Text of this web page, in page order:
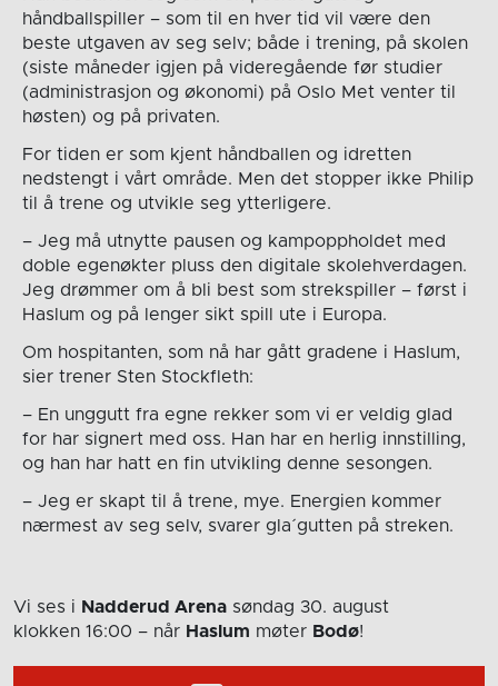
håndballspiller – som til en hver tid vil være den
beste utgaven av seg selv; både i trening, på skolen
(siste måneder igjen på videregående før studier
(administrasjon og økonomi) på Oslo Met venter til
høsten) og på privaten.
For tiden er som kjent håndballen og idretten
nedstengt i vårt område. Men det stopper ikke Philip
til å trene og utvikle seg ytterligere.
– Jeg må utnytte pausen og kampoppholdet med
doble egenøkter pluss den digitale skolehverdagen.
Jeg drømmer om å bli best som strekspiller – først i
Haslum og på lenger sikt spill ute i Europa.
Om hospitanten, som nå har gått gradene i Haslum,
sier trener Sten Stockfleth:
– En unggutt fra egne rekker som vi er veldig glad
for har signert med oss. Han har en herlig innstilling,
og han har hatt en fin utvikling denne sesongen.
– Jeg er skapt til å trene, mye. Energien kommer
nærmest av seg selv, svarer gla´gutten på streken.
Vi ses i Nadderud Arena søndag 30. august
klokken 16:00 – når Haslum møter Bodø!